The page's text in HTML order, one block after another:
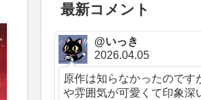
最新コメント
@いっき
2026.04.05
原作は知らなかったのです
や雰囲気が可愛くて印象深